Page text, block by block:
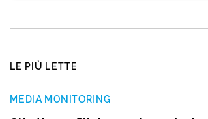
LE PIÙ LETTE
MEDIA MONITORING